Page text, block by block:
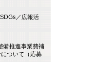
／広報活
推進事業費補
ついて（応募